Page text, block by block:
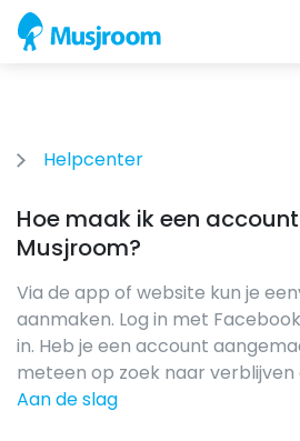
Helpcenter
Hoe maak ik een
Musjroom?
Via de app of website kun je
aanmaken. Log in met
in. Heb je een account
meteen op zoek naar
Aan de slag